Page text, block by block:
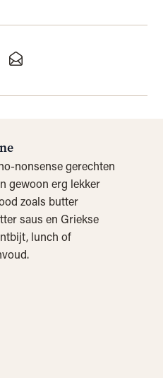
nonsense gerechten
gewoon erg lekker
zoals butter
saus en Griekse
lunch of